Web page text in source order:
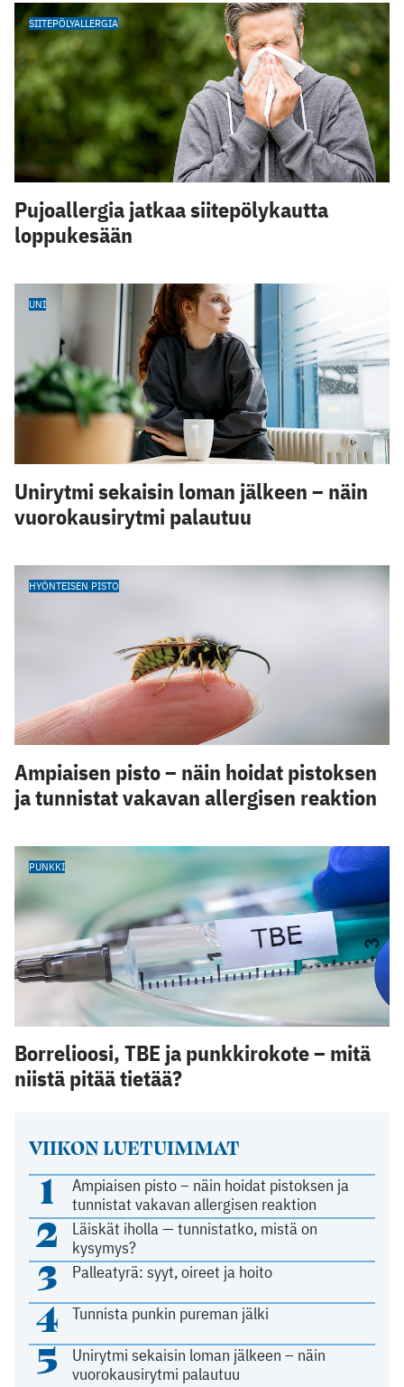
VIIKON LUETUIMMAT
1
Ampiaisen pisto – näin hoidat pistoksen ja
tunnistat vakavan allergisen reaktion
2
Läiskät iholla — tunnistatko, mistä on
kysymys?
3 Palleatyrä: syyt, oireet ja hoito
4 Tunnista punkin pureman jälki
5
Unirytmi sekaisin loman jälkeen – näin
vuorokausirytmi palautuu
SIITEPÖLYALLERGIA
Pujoallergia jatkaa siitepölykautta
loppukesään
UNI
Unirytmi sekaisin loman jälkeen – näin
vuorokausirytmi palautuu
HYÖNTEISEN PISTO
Ampiaisen pisto – näin hoidat pistoksen
ja tunnistat vakavan allergisen reaktion
PUNKKI
Borrelioosi, TBE ja punkkirokote – mitä
niistä pitää tietää?